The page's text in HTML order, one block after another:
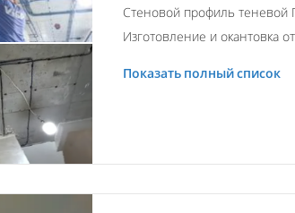
Стеновой профиль теневой
Изготовление и окантовка
Показать полный список